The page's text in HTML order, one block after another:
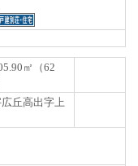
㎡（62
丘高出字上